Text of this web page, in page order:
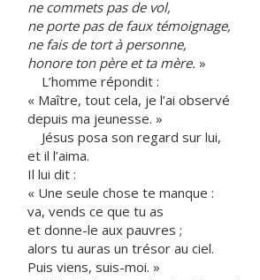
ne commets pas de vol,
ne porte pas de faux témoignage,
ne fais de tort à personne,
honore ton père et ta mère. »
L’homme répondit :
« Maître, tout cela, je l’ai observé
depuis ma jeunesse. »
Jésus posa son regard sur lui,
et il l’aima.
Il lui dit :
« Une seule chose te manque :
va, vends ce que tu as
et donne-le aux pauvres ;
alors tu auras un trésor au ciel.
Puis viens, suis-moi. »